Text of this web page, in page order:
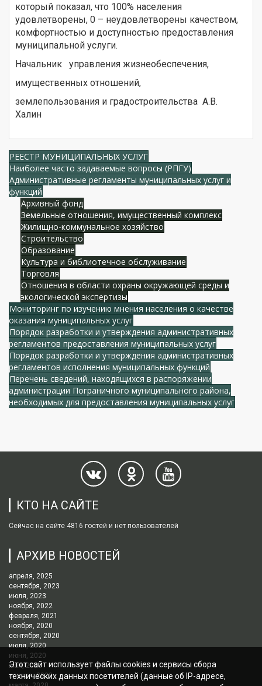
который показал, что 100% населения
удовлетворены, 0 – неудовлетворены качеством,
комфортностью и доступностью предоставления
муниципальной услуги.
Начальник управления жизнеобеспечения,
имущественных отношений,
землепользования и градостроительства А.В.
Халин
РЕЕСТР МУНИЦИПАЛЬНЫХ УСЛУГ
Наиболее часто задаваемые вопросы (РПГУ)
Административные регламенты муниципальных услуг и
функций
Архивный фонд
Земельные отношения, имущественный комплекс
Жилищно-коммунальное хозяйство
Строительство
Образование
Культура и библиотечное обслуживание
Торговля
Отношения в области охраны окружающей среды и
экологической экспертизы
Мониторинг по изучению мнения населения о качестве
оказания муниципальных услуг
Порядок разработки и утверждения административных
регламентов предоставления муниципальных услуг
Порядок разработки и утверждения административных
регламентов исполнения муниципальных функций
Перечень сведений, находящихся в распоряжении
администрации Пограничного муниципального района,
необходимых для предоставления муниципальных услуг
КТО НА САЙТЕ
Сейчас на сайте 4816 гостей и нет пользователей
АРХИВ НОВОСТЕЙ
апреля, 2025
сентября, 2023
июля, 2023
ноября, 2022
февраля, 2021
ноября, 2020
сентября, 2020
июля, 2020
июня, 2020
мая, 2020
апреля, 2020
Этот сайт использует файлы cookies и сервисы сбора
технических данных посетителей (данные об IP-адресе,